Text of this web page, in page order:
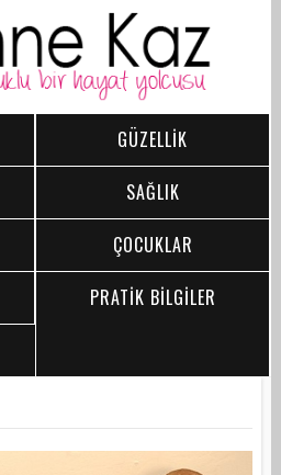
GÜZELLİK
SAĞLIK
ÇOCUKLAR
PRATİK BİLGİLER